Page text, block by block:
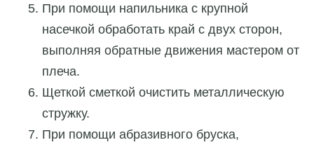
При помощи напильника с крупной
насечкой обработать край с двух сторон,
выполняя обратные движения мастером от
плеча.
Щеткой сметкой очистить металлическую
стружку.
При помощи абразивного бруска,